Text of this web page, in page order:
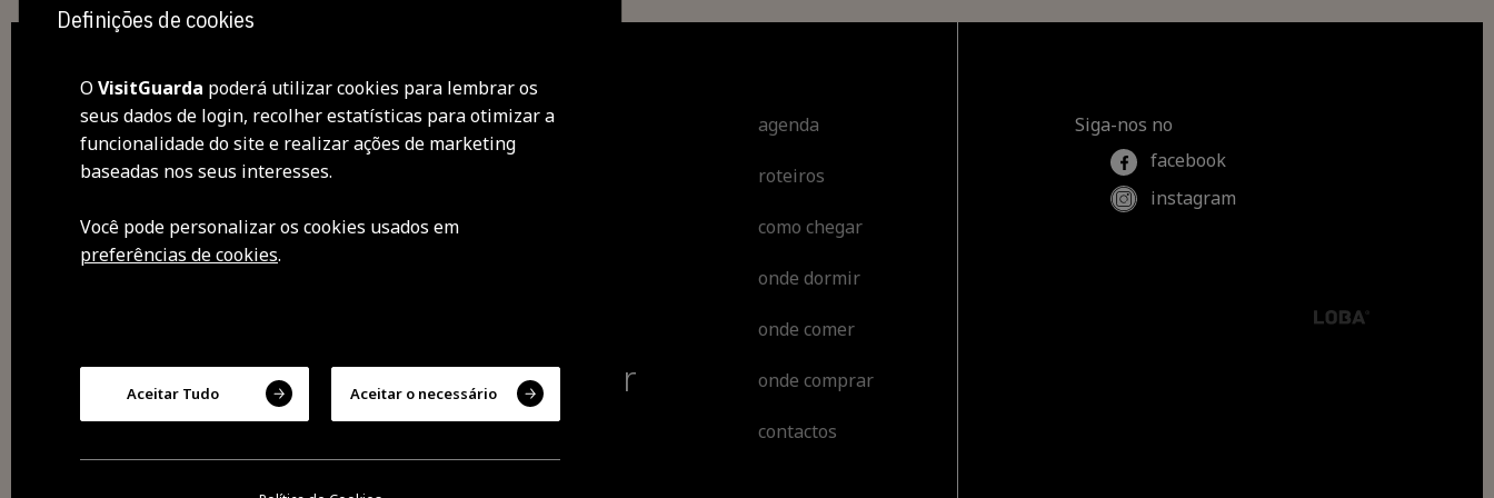
2026 Todos os direitos
Cookies
descobrir
experienciar
agenda
roteiros
como chegar
onde dormir
onde comer
onde comprar
contactos
Siga-nos no
facebook
instagram
Definições de cookies
OVisitGuarda poderá utilizar cookies para lembrar os
seus dados de login, recolher estatísticas para otimizar a
funcionalidade do site e realizar ações de marketing
baseadas nos seus interesses.
Você pode personalizar os cookies usados ​​em
preferências de cookies.
Aceitar Tudo Aceitar o necessário